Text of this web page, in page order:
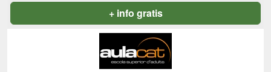
+ info gratis